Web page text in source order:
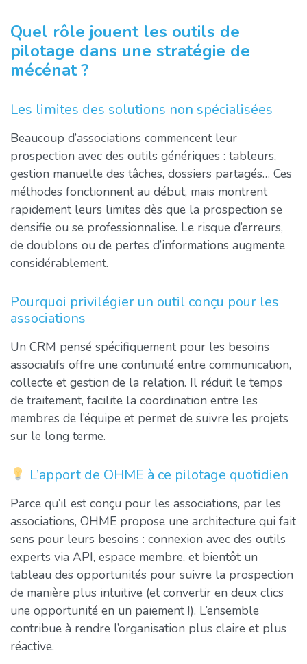
Quel rôle jouent les outils de
pilotage dans une stratégie de
mécénat ?
Les limites des solutions non spécialisées
Beaucoup d’associations commencent leur
prospection avec des outils génériques : tableurs,
gestion manuelle des tâches, dossiers partagés… Ces
méthodes fonctionnent au début, mais montrent
rapidement leurs limites dès que la prospection se
densifie ou se professionnalise. Le risque d’erreurs,
de doublons ou de pertes d’informations augmente
considérablement.
Pourquoi privilégier un outil conçu pour les
associations
Un CRM pensé spécifiquement pour les besoins
associatifs offre une continuité entre communication,
collecte et gestion de la relation. Il réduit le temps
de traitement, facilite la coordination entre les
membres de l’équipe et permet de suivre les projets
sur le long terme.
L’apport de OHME à ce pilotage quotidien
Parce qu’il est conçu pour les associations, par les
associations, OHME propose une architecture qui fait
sens pour leurs besoins : connexion avec des outils
experts via API, espace membre, et bientôt un
tableau des opportunités pour suivre la prospection
de manière plus intuitive (et convertir en deux clics
une opportunité en un paiement !). L’ensemble
contribue à rendre l’organisation plus claire et plus
réactive.